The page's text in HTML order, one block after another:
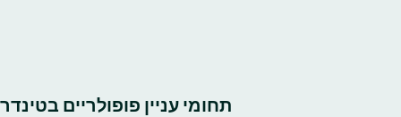
תחומי עניין פופולריים בטינדר